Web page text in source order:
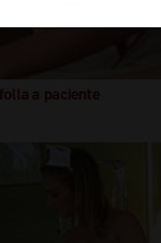
a paciente